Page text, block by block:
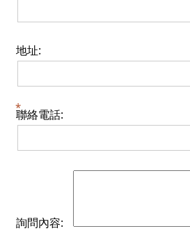
地址:
聯絡電話:
詢問內容: